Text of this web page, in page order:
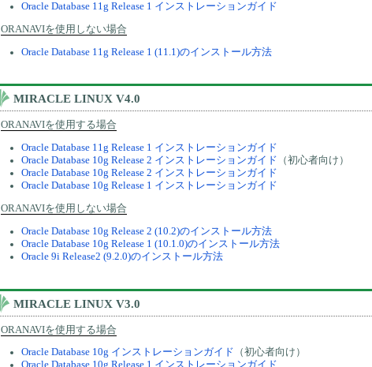
Oracle Database 11g Release 1 インストレーションガイド
ORANAVIを使用しない場合
Oracle Database 11g Release 1 (11.1)のインストール方法
MIRACLE LINUX V4.0
ORANAVIを使用する場合
Oracle Database 11g Release 1 インストレーションガイド
Oracle Database 10g Release 2 インストレーションガイド （初心者向け）
Oracle Database 10g Release 2 インストレーションガイド
Oracle Database 10g Release 1 インストレーションガイド
ORANAVIを使用しない場合
Oracle Database 10g Release 2 (10.2)のインストール方法
Oracle Database 10g Release 1 (10.1.0)のインストール方法
Oracle 9i Release2 (9.2.0)のインストール方法
MIRACLE LINUX V3.0
ORANAVIを使用する場合
Oracle Database 10g インストレーションガイド （初心者向け）